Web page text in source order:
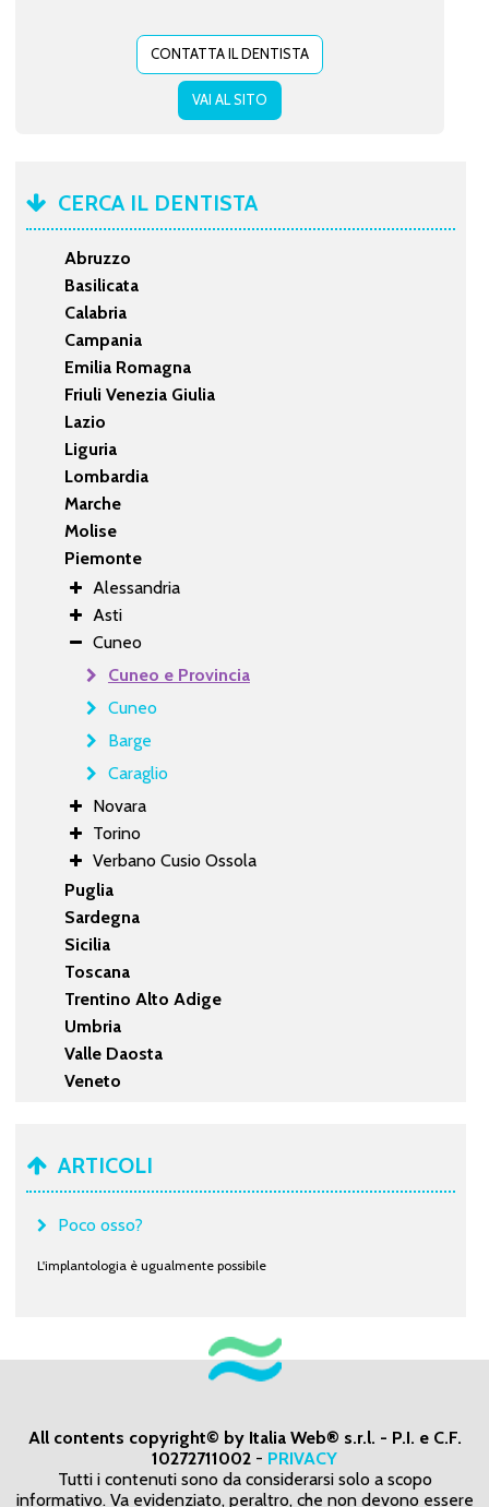
CONTATTA IL DENTISTA
VAI AL SITO
CERCA IL DENTISTA
Abruzzo
Basilicata
Calabria
Campania
Emilia Romagna
Friuli Venezia Giulia
Lazio
Liguria
Lombardia
Marche
Molise
Piemonte
Alessandria
Asti
Cuneo
Cuneo e Provincia
Cuneo
Barge
Caraglio
Novara
Torino
Verbano Cusio Ossola
Puglia
Sardegna
Sicilia
Toscana
Trentino Alto Adige
Umbria
Valle Daosta
Veneto
ARTICOLI
Poco osso?
L'implantologia è ugualmente possibile
All contents copyright© by Italia Web® s.r.l. - P.I. e C.F.
10272711002 - PRIVACY
Tutti i contenuti sono da considerarsi solo a scopo
informativo. Va evidenziato, peraltro, che non devono essere